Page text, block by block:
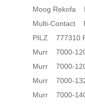
Moog Rekofa
Multi-Contact
PILZ 777310
Murr 7000-
Murr 7000-
Murr 7000-
Murr 7000-